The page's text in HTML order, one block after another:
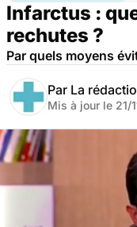
Infarctus :
rechutes ?
Par quels moyens
Par La
Mis à jour le 21/